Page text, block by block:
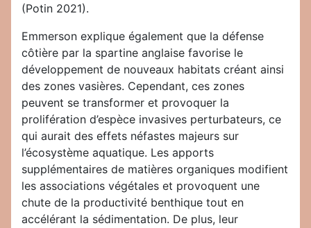
(Potin 2021).
Emmerson explique également que la défense
côtière par la spartine anglaise favorise le
développement de nouveaux habitats créant ainsi
des zones vasières. Cependant, ces zones
peuvent se transformer et provoquer la
prolifération d’espèce invasives perturbateurs, ce
qui aurait des effets néfastes majeurs sur
l’écosystème aquatique. Les apports
supplémentaires de matières organiques modifient
les associations végétales et provoquent une
chute de la productivité benthique tout en
accélérant la sédimentation. De plus, leur